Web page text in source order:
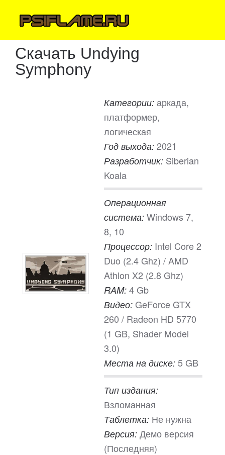
Скачать Undying
Symphony
Категории: аркада,
платформер,
логическая
Год выхода: 2021
Разработчик: Siberian
Koala
Операционная
система: Windows 7,
8, 10
Процессор: Intel Core 2
Duo (2.4 Ghz) / AMD
Athlon X2 (2.8 Ghz)
RAM: 4 Gb
Видео: GeForce GTX
260 / Radeon HD 5770
(1 GB, Shader Model
3.0)
Места на диске: 5 GB
Тип издания:
Взломанная
Таблетка: Не нужна
Версия: Демо версия
(Последняя)